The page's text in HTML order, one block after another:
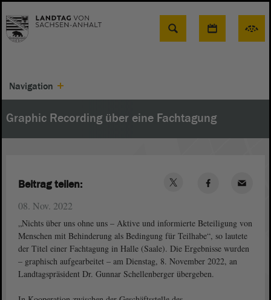
Suche
Navigation
Graphic Recording über eine Fachtagung
08. Nov. 2022
„Nichts über uns ohne uns – Aktive und informierte Beteiligung von
Menschen mit Behinderung als Bedingung für Teilhabe“, so lautete
der Titel einer Fachtagung in Halle (Saale). Die Ergebnisse wurden
– graphisch aufgearbeitet – am Dienstag, 8. November 2022, an
Landtagspräsident Dr. Gunnar Schellenberger übergeben.
Beitrag teilen: